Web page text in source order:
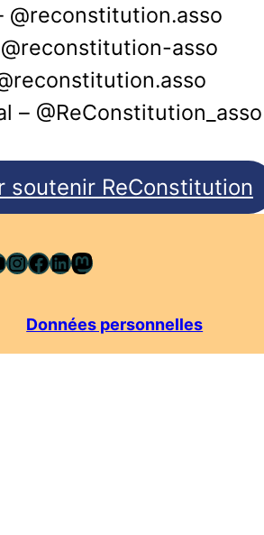
@reconstitution.asso
asso
– @ReConstitution_asso
soutenir ReConstitution
Instagram
Facebook
LinkedIn
Mastodon
Données personnelles